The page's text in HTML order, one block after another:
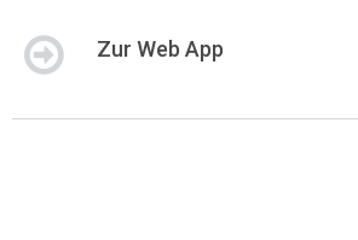
Zur Web App